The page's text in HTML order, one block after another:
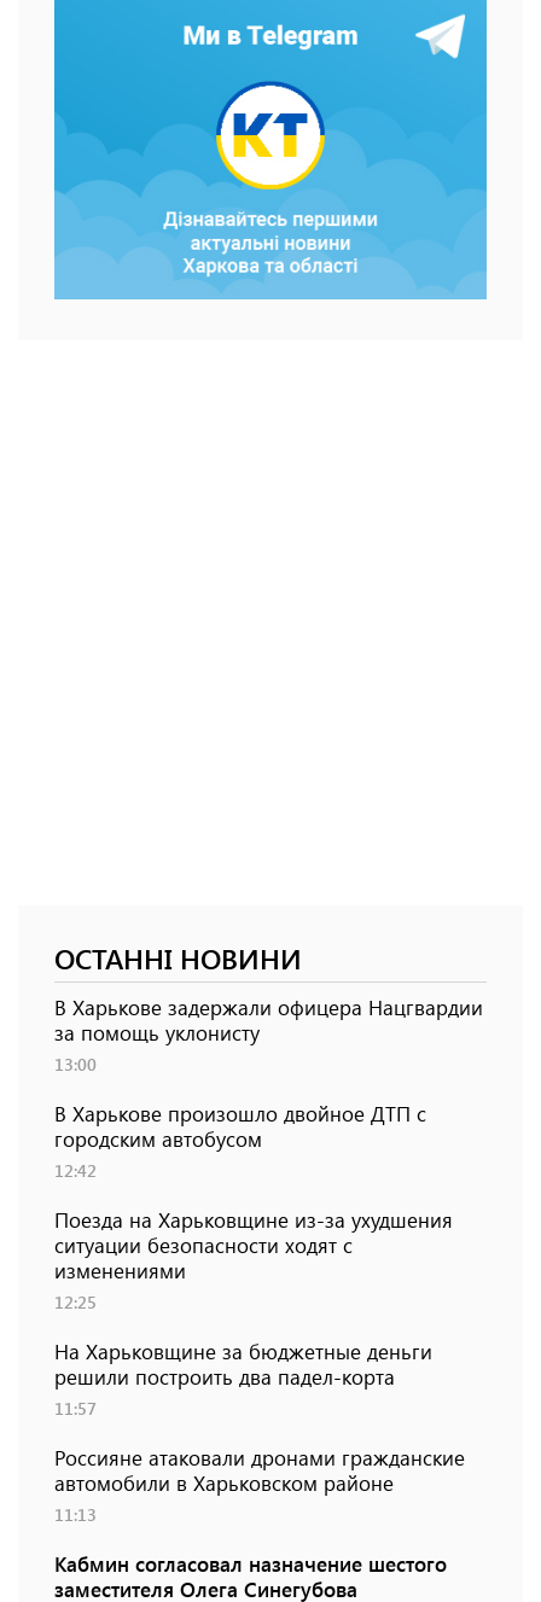
ОСТАННІ НОВИНИ
В Харькове задержали офицера Нацгвардии
за помощь уклонисту
13:00
В Харькове произошло двойное ДТП с
городским автобусом
12:42
Поезда на Харьковщине из-за ухудшения
ситуации безопасности ходят с
изменениями
12:25
На Харьковщине за бюджетные деньги
решили построить два падел-корта
11:57
Россияне атаковали дронами гражданские
автомобили в Харьковском районе
11:13
Кабмин согласовал назначение шестого
заместителя Олега Синегубова